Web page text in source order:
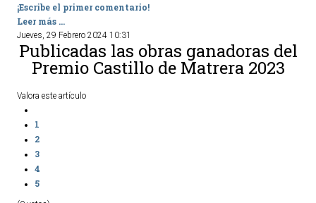
¡Escribe el primer comentario!
Leer más ...
Jueves, 29 Febrero 2024 10:31
Publicadas las obras ganadoras del
Premio Castillo de Matrera 2023
Valora este artículo
1
2
3
4
5